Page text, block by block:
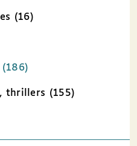
(16)
(186)
thrillers (155)